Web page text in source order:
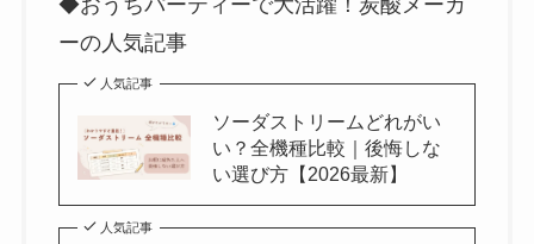
◆おうちパーティーで大活躍！炭酸メーカ
ーの人気記事
人気記事
ソーダストリームどれがい
い？全機種比較｜後悔しな
い選び方【2026最新】
人気記事